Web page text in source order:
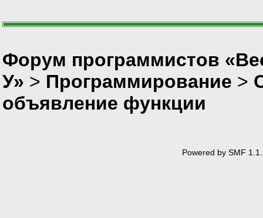
Форум программистов
У» > Программирование >
объявление функции
Powered by SMF